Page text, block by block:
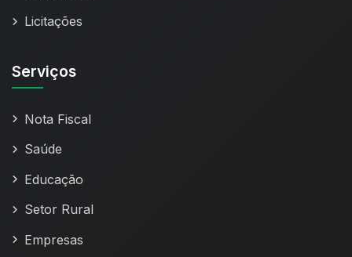
Licitações
Serviços
Nota Fiscal
Saúde
Educação
Setor Rural
Empresas